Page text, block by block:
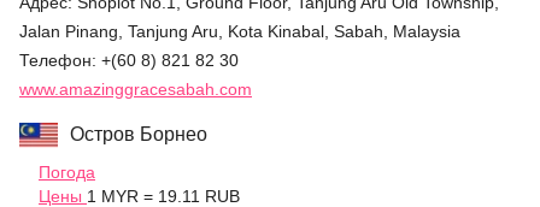
Jalan Pinang, Tanjung Aru, Kota Kinabal, Sabah, Malaysia
Телефон: +(60 8) 821 82 30
www.amazinggracesabah.com
Остров Борнео
Погода
Цены 1 MYR = 19.11 RUB